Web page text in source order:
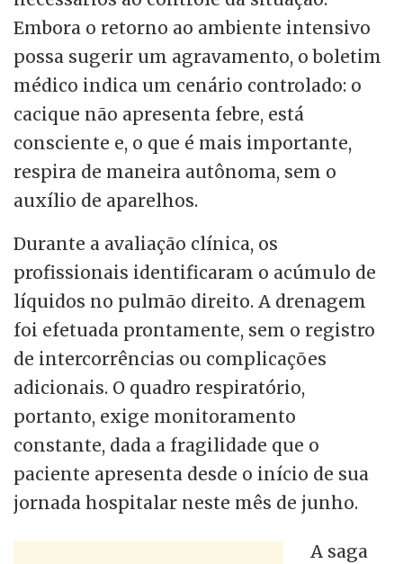
Embora o retorno ao ambiente intensivo
possa sugerir um agravamento, o boletim
médico indica um cenário controlado: o
cacique não apresenta febre, está
consciente e, o que é mais importante,
respira de maneira autônoma, sem o
auxílio de aparelhos.
Durante a avaliação clínica, os
profissionais identificaram o acúmulo de
líquidos no pulmão direito. A drenagem
foi efetuada prontamente, sem o registro
de intercorrências ou complicações
adicionais. O quadro respiratório,
portanto, exige monitoramento
constante, dada a fragilidade que o
paciente apresenta desde o início de sua
jornada hospitalar neste mês de junho.
A saga